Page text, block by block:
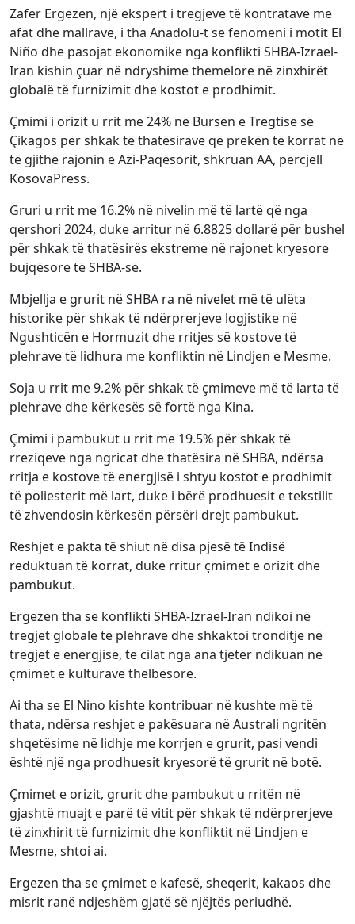
Zafer Ergezen, një ekspert i tregjeve të kontratave me
afat dhe mallrave, i tha Anadolu-t se fenomeni i motit El
Niño dhe pasojat ekonomike nga konflikti SHBA-Izrael-
Iran kishin çuar në ndryshime themelore në zinxhirët
globalë të furnizimit dhe kostot e prodhimit.
Çmimi i orizit u rrit me 24% në Bursën e Tregtisë së
Çikagos për shkak të thatësirave që prekën të korrat në
të gjithë rajonin e Azi-Paqësorit, shkruan AA, përcjell
KosovaPress.
Gruri u rrit me 16.2% në nivelin më të lartë që nga
qershori 2024, duke arritur në 6.8825 dollarë për bushel
për shkak të thatësirës ekstreme në rajonet kryesore
bujqësore të SHBA-së.
Mbjellja e grurit në SHBA ra në nivelet më të ulëta
historike për shkak të ndërprerjeve logjistike në
Ngushticën e Hormuzit dhe rritjes së kostove të
plehrave të lidhura me konfliktin në Lindjen e Mesme.
Soja u rrit me 9.2% për shkak të çmimeve më të larta të
plehrave dhe kërkesës së fortë nga Kina.
Çmimi i pambukut u rrit me 19.5% për shkak të
rreziqeve nga ngricat dhe thatësira në SHBA, ndërsa
rritja e kostove të energjisë i shtyu kostot e prodhimit
të poliesterit më lart, duke i bërë prodhuesit e tekstilit
të zhvendosin kërkesën përsëri drejt pambukut.
Reshjet e pakta të shiut në disa pjesë të Indisë
reduktuan të korrat, duke rritur çmimet e orizit dhe
pambukut.
Ergezen tha se konflikti SHBA-Izrael-Iran ndikoi në
tregjet globale të plehrave dhe shkaktoi tronditje në
tregjet e energjisë, të cilat nga ana tjetër ndikuan në
çmimet e kulturave thelbësore.
Ai tha se El Nino kishte kontribuar në kushte më të
thata, ndërsa reshjet e pakësuara në Australi ngritën
shqetësime në lidhje me korrjen e grurit, pasi vendi
është një nga prodhuesit kryesorë të grurit në botë.
Çmimet e orizit, grurit dhe pambukut u rritën në
gjashtë muajt e parë të vitit për shkak të ndërprerjeve
të zinxhirit të furnizimit dhe konfliktit në Lindjen e
Mesme, shtoi ai.
Ergezen tha se çmimet e kafesë, sheqerit, kakaos dhe
misrit ranë ndjeshëm gjatë së njëjtës periudhë.